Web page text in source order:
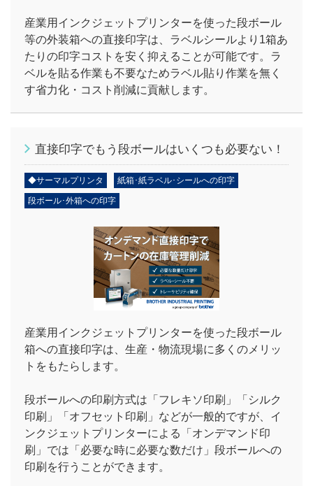
産業用インクジェットプリンターを使った段ボール
等の外装箱への直接印字は、ラベルシールより1箱あ
たりの印字コストを安く抑えることが可能です。ラ
ベルを貼る作業も不要なためラベル貼り作業を無く
す省力化・コスト削減に貢献します。
直接印字でもう段ボールはいくつも必要ない！
◆サーマルプリンタ 紙箱･紙ラベル･シールへの印字
段ボール･外箱への印字
産業用インクジェットプリンターを使った段ボール
箱への直接印字は、生産・物流現場に多くのメリッ
トをもたらします。
段ボールへの印刷方式は「フレキソ印刷」「シルク
印刷」「オフセット印刷」などが一般的ですが、イ
ンクジェットプリンターによる「オンデマンド印
刷」では「必要な時に必要な数だけ」段ボールへの
印刷を行うことができます。